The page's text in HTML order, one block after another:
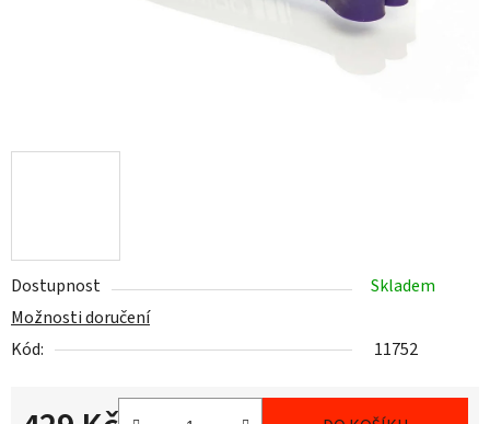
Dostupnost
Skladem
Možnosti doručení
Kód:
11752